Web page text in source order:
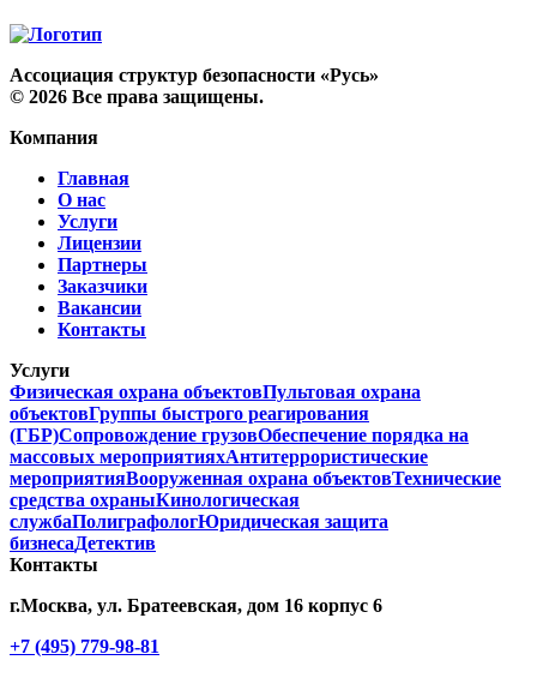
Ассоциация структур безопасности «Русь»
© 2026 Все права защищены.
Компания
Главная
О нас
Услуги
Лицензии
Партнеры
Заказчики
Вакансии
Контакты
Услуги
Физическая охрана объектовПультовая охрана
объектовГруппы быстрого реагирования
(ГБР)Сопровождение грузовОбеспечение порядка на
массовых мероприятияхАнтитеррористические
мероприятияВооруженная охрана объектовТехнические
средства охраныКинологическая
службаПолиграфологЮридическая защита
бизнесаДетектив
Контакты
г.Москва, ул. Братеевская, дом 16 корпус 6
+7 (495) 779-98-81